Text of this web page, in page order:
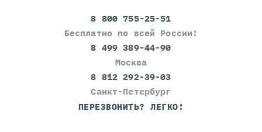
8 800 755-25-51
Бесплатно по всей России!
8 499 389-44-90
Москва
8 812 292-39-03
Санкт-Петербург
ПЕРЕЗВОНИТЬ? ЛЕГКО!